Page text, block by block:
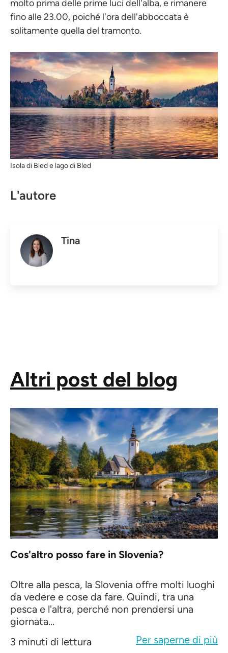
molto prima delle prime luci dell'alba, e rimanere
fino alle 23.00, poiché l'ora dell'abboccata è
solitamente quella del tramonto.
Isola di Bled e lago di Bled
L'autore
Tina
Altri post del blog
Cos'altro posso fare in Slovenia?
Oltre alla pesca, la Slovenia offre molti luoghi
da vedere e cose da fare. Quindi, tra una
pesca e l'altra, perché non prendersi una
giornata...
3 minuti di lettura
Per saperne di più